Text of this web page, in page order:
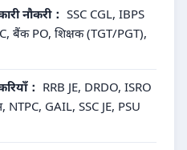
नौकरी： SSC CGL, IBPS
बैंक PO, शिक्षक (TGT/PGT),
： RRB JE, DRDO, ISRO
NTPC, GAIL, SSC JE, PSU